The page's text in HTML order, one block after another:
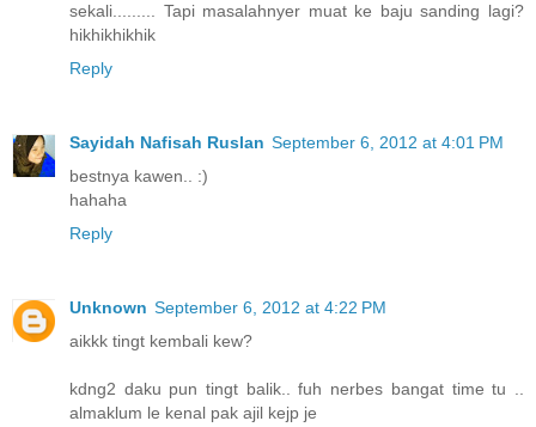
sekali......... Tapi masalahnyer muat ke baju sanding lagi?
hikhikhikhik
Reply
Sayidah Nafisah Ruslan September 6, 2012 at 4:01 PM
bestnya kawen.. :)
hahaha
Reply
Unknown September 6, 2012 at 4:22 PM
aikkk tingt kembali kew?
kdng2 daku pun tingt balik.. fuh nerbes bangat time tu ..
almaklum le kenal pak ajil kejp je